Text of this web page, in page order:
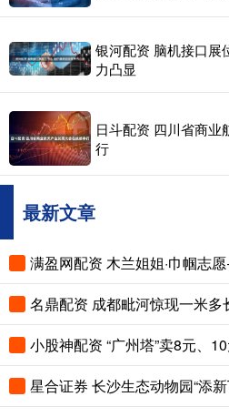
银河配资 脑机接口展
力凸显
日斗配资 四川省商业
行
最新文章